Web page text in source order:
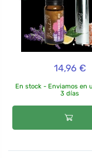
14,96 €
En stock - Enviamos en
3 días